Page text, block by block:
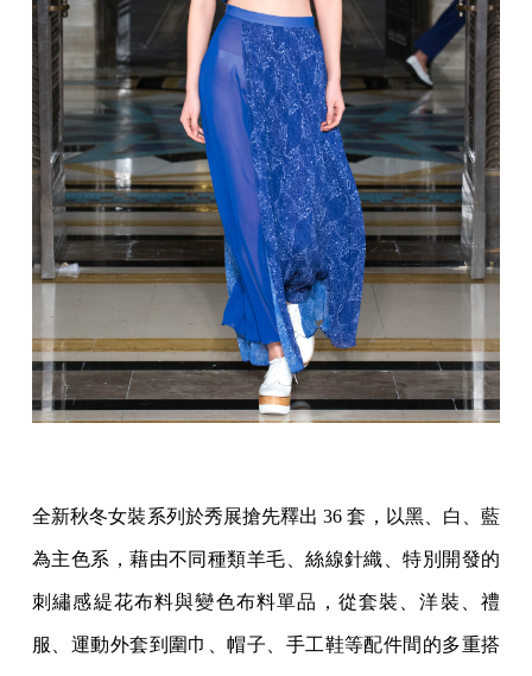
全新秋冬女裝系列於秀展搶先釋出 36 套，以黑、白、藍
為主色系，藉由不同種類羊毛、絲線針織、特別開發的
刺繡感緹花布料與變色布料單品，從套裝、洋裝、禮
服、運動外套到圍巾、帽子、手工鞋等配件間的多重搭